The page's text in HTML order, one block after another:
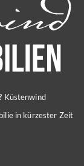
Küstenwind
in kürzester Zeit